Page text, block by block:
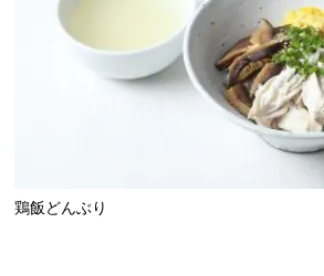
鶏飯どんぶり